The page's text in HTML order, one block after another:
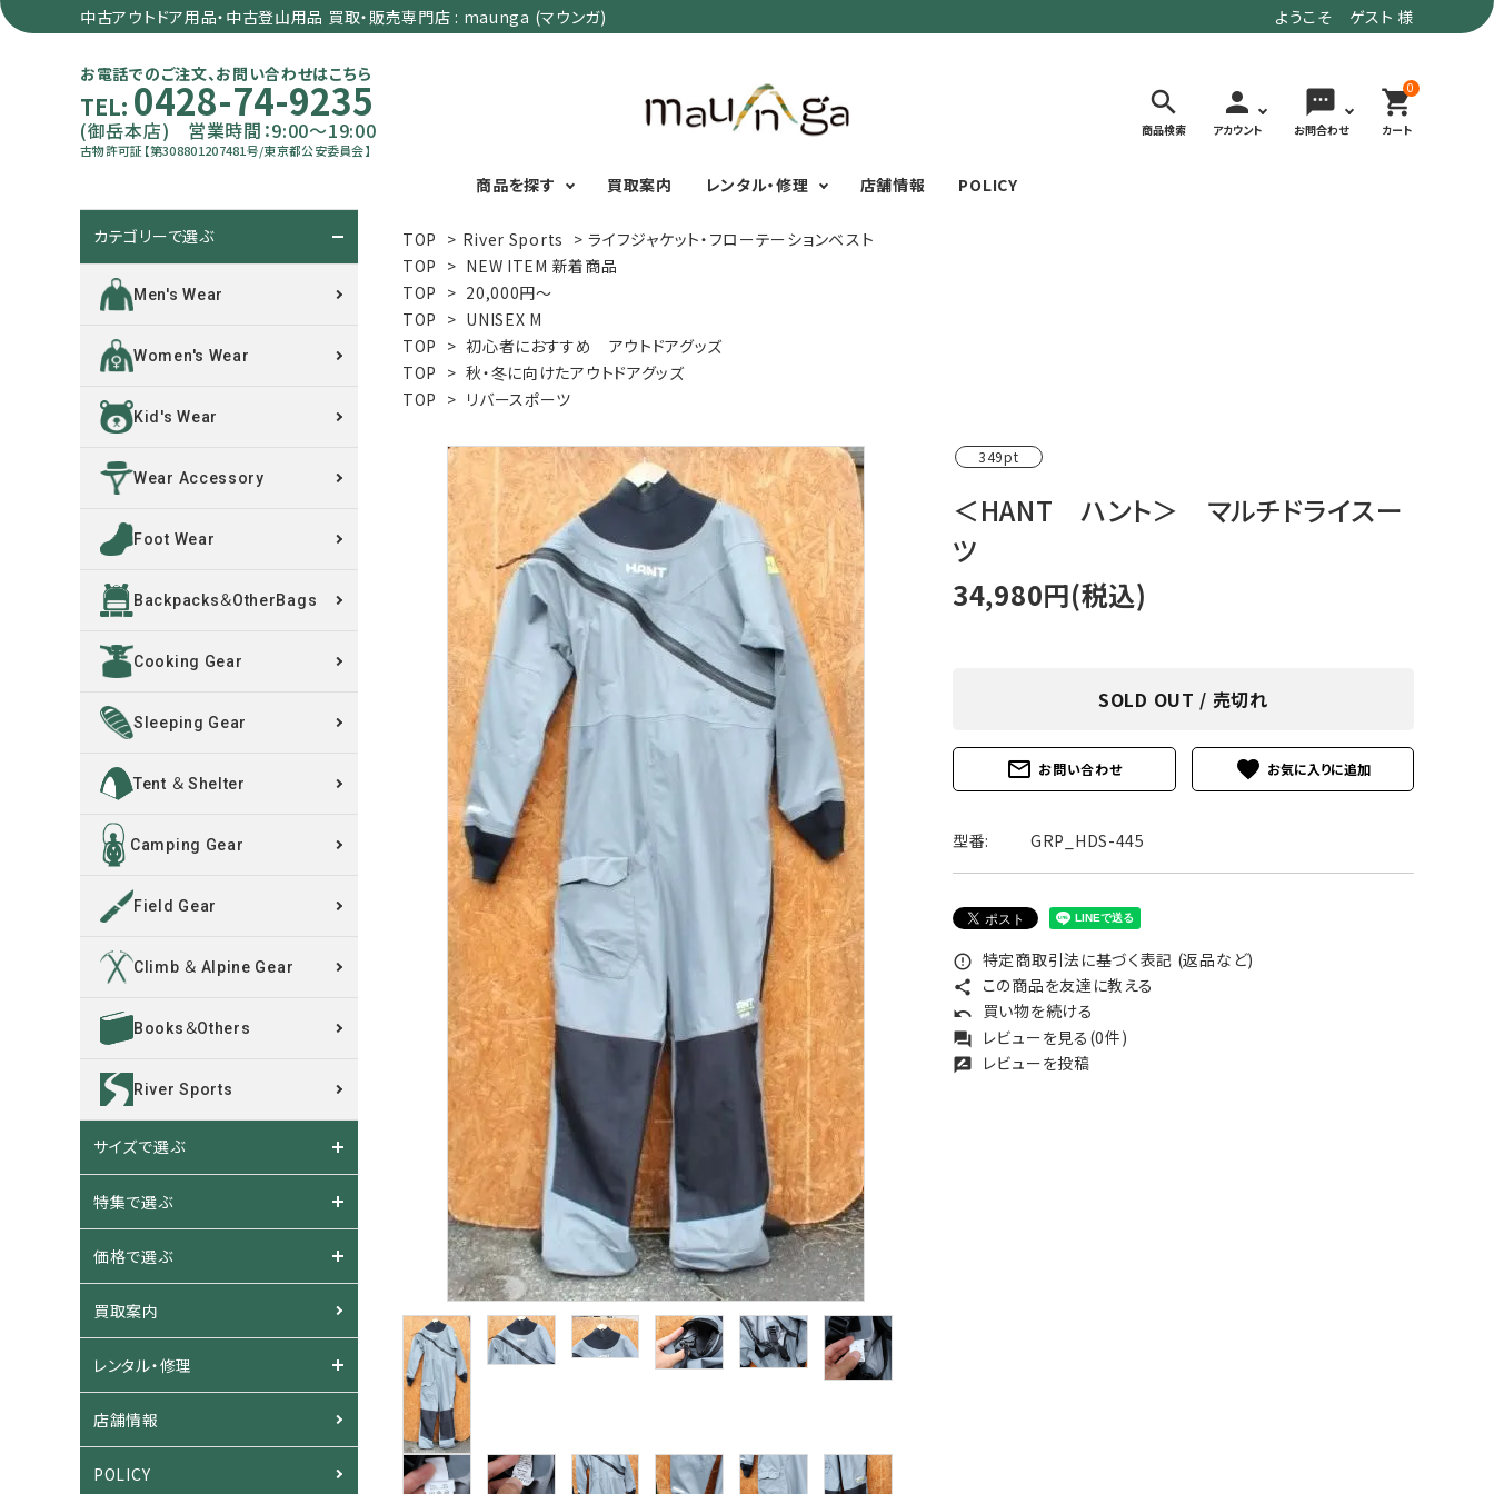
中古アウトドア用品・中古登山用品 買取・販売専門店 : maunga (マウンガ) ようこそ ゲスト 様
お電話でのご注文、お問い合わせはこちら
TEL: 0428-74-9235
(御岳本店) 営業時間：9:00～19:00
古物許可証【第308801207481号/東京都公安委員会】
search
商品検索
person
アカウント
sms
お問合わせ
0
shopping_cart
カート
商品を探す
カテゴリーで選ぶ
Men's Wear
Women's Wear
Kid's Wear
Foot Wear
Backpacks＆
OtherBags
Cooking Gear
Sleeping Gear
Tent ＆ Shelter
Camping Gear
Field Gear
Climb ＆ Alpine
Gear
Books＆Others
River Sports
MENS
XXSXSSMLXL
UNISEX
XXSXSSM XL
富士山いくならこの装備
本気の登山用品
春・夏に向けたアウトドアグ
ッズ
冬期・雪山に向けたウェア・
ギア
テント泊山行に向けたギ
ア！
沢登りに向けたウェア・ギ
ア！
トレイルラン向けウェア・ギ
ア！
キャンプに向けたギア！
ウルトラライト系
ミリタリーライン・ミリタリー
買取案内 レンタル・修理 店舗情報 POLICY
レンタル・修理
INFORMATION
ACCOUNT MENU
ようこそ ゲスト 様
ログイン
TOP > River Sports > ライフジャケット・フローテーションベスト
TOP > NEW ITEM 新着商品
TOP > 20,000円～
TOP > UNISEX M
TOP > 初心者におすすめ アウトドアグッズ
TOP > 秋・冬に向けたアウトドアグッズ
TOP > リバースポーツ
349pt
＜HANT ハント＞ マルチドライスー
ツ
34,980円(税込)
SOLD OUT / 売切れ
mail_outline お問い合わせ favorite
型番: GRP_HDS-445
error_outline 特定商取引法に基づく表記 (返品など)
share この商品を友達に教える
undo 買い物を続ける
forum レビューを見る(0件)
rate_review レビューを投稿
カテゴリーで選ぶ
Men's Wear
Women's Wear
Kid's Wear
Wear Accessory
Foot Wear
Backpacks＆OtherBags
Cooking Gear
Sleeping Gear
Tent ＆ Shelter
Camping Gear
Field Gear
Climb ＆ Alpine Gear
Books＆Others
River Sports
サイズで選ぶ
特集で選ぶ
価格で選ぶ
買取案内
レンタル・修理
店舗情報
POLICY